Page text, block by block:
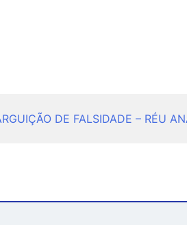
DE FALSIDADE – RÉU